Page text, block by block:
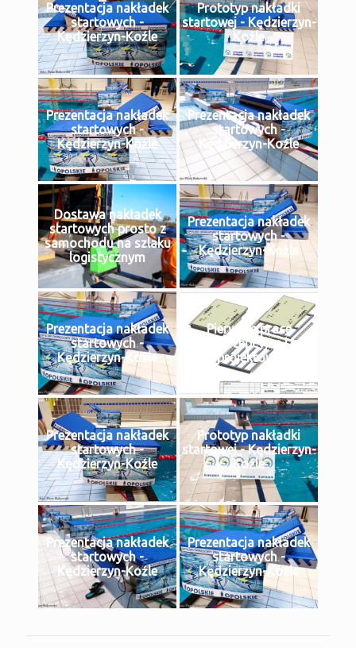
Prezentacja nakładek
startowych -
Kędzierzyn-Koźle
Prototyp nakładki
startowej - Kędzierzyn-
Koźle
Prezentacja nakładek
startowych -
Kędzierzyn-Koźle
Prezentacja nakładek
startowych -
Kędzierzyn-Koźle
Dostawa nakładek
startowych prosto z
samochodu na szlaku
logistycznym
Prezentacja nakładek
startowych -
Kędzierzyn-Koźle
Prezentacja nakładek
startowych -
Kędzierzyn-Koźle
Pierwsze prace
koncepcyjne i
projektowe
Prezentacja nakładek
startowych -
Kędzierzyn-Koźle
Prototyp nakładki
startowej - Kędzierzyn-
Koźle
Prezentacja nakładek
startowych -
Kędzierzyn-Koźle
Prezentacja nakładek
startowych -
Kędzierzyn-Koźle